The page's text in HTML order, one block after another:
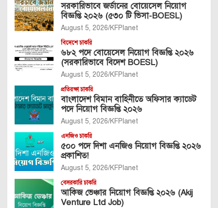
সরকারিভাবে জর্ডানের বোয়েসেল নিয়োগ
বিজ্ঞপ্তি ২০২৬ (৫৩০ টি ভিসা-BOESL)
August 5, 2026 KFPlanet
বিদেশে চাকরি
৬৮২ পদে বোয়েসেল নিয়োগ বিজ্ঞপ্তি ২০২৬
(সরকারিভাবে বিদেশ BOESL)
August 5, 2026 KFPlanet
প্রতিরক্ষা চাকরি
বাংলাদেশ বিমান বাহিনীতে অফিসার ক্যাডেট
পদে নিয়োগ বিজ্ঞপ্তি ২০২৬
August 5, 2026 KFPlanet
এনজিও চাকরি
৫০০ পদে দিশা এনজিও নিয়োগ বিজ্ঞপ্তি ২০২৬
প্রকাশিত!
August 5, 2026 KFPlanet
বেসরকারি চাকরি
আকিজ ভেঞ্চার নিয়োগ বিজ্ঞপ্তি ২০২৬ (Akij
Venture Ltd Job)